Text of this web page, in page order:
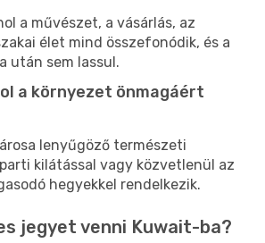
a művészet, a vásárlás, az
élet mind összefonódik, és a
után sem lassul.
a környezet önmagáért
lenyűgöző természeti
kilátással vagy közvetlenül az
hegyekkel rendelkezik.
jegyet venni Kuwait-ba?